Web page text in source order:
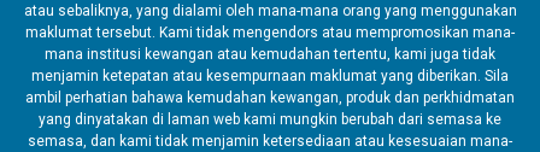
atau sebaliknya, yang dialami oleh mana-mana orang yang menggunakan
maklumat tersebut. Kami tidak mengendors atau mempromosikan mana-
mana institusi kewangan atau kemudahan tertentu, kami juga tidak
menjamin ketepatan atau kesempurnaan maklumat yang diberikan. Sila
ambil perhatian bahawa kemudahan kewangan, produk dan perkhidmatan
yang dinyatakan di laman web kami mungkin berubah dari semasa ke
semasa, dan kami tidak menjamin ketersediaan atau kesesuaian mana-